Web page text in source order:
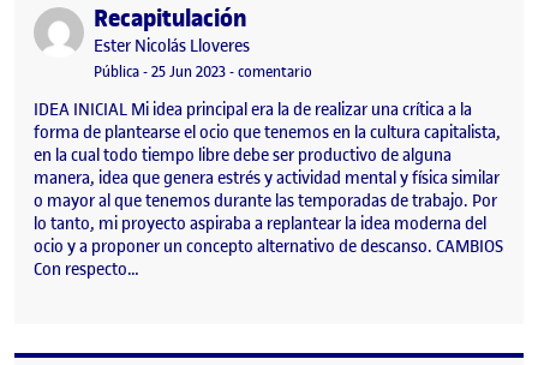
Publicado porRecapitulación
Publicado por
Ester Nicolás Lloveres
Visibilidad:
Pública-Fecha de publicación
25 Jun 2023-comentario
IDEA INICIAL Mi idea principal era la de realizar una crítica a la
forma de plantearse el ocio que tenemos en la cultura capitalista,
en la cual todo tiempo libre debe ser productivo de alguna
manera, idea que genera estrés y actividad mental y física similar
o mayor al que tenemos durante las temporadas de trabajo. Por
lo tanto, mi proyecto aspiraba a replantear la idea moderna del
ocio y a proponer un concepto alternativo de descanso. CAMBIOS
Con respecto…